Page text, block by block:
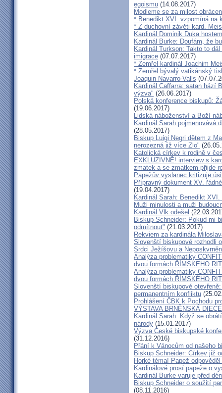
egoismu (14.08.2017)
Modleme se za milost
* Benedikt XVI. vzpomíná na
* Z duchovní závěti kard.
Kardinál Dominik Duka
Kardinál Burke: Doufám, že
Kardinál Turkson: Takto to
imigrace (07.07.2017)
* Zemřel kardinál Joachim
* Zemřel bývalý vatikánský
Joaquin Navarro-Valls
Kardinál Caffarra: satan hází
výzva" (26.06.2017)
Polská konference biskupů:
(19.06.2017)
Lidská náboženství a Boží
Kardinál Sarah pojmenovává
(28.05.2017)
Biskup Luigi Negri dětem z
nerozezná již více Zlo"
Katolická církev k rodině v
EXKLUZIVNĚ! interview s
zmatek a se zmatkem přijde
Papežův vyslanec kritizuje
Přípravný dokument XV.
(19.04.2017)
Kardinál Sarah: Benedikt
Muži minulosti a muži
Kardinál Vlk odešel
Biskup Schneider: Pokud mi
odmítnout" (21.03.2017)
Rekviem za kardinála
Slovenští biskupové rozhodli
Srdci Ježíšovu a
Analýza problematiky
dvou formách ŘÍMSKEHO
Analýza problematiky
dvou formách ŘÍMSKÉHO
Slovenští biskupové
permanentním konfliktu
Prohlášení ČBK k Pochodu
VÝSTAVA BRNĚNSKÁ
Kardinál Sarah: Když se
národy (15.01.2017)
Výzva České biskupské
(31.12.2016)
Přání k Vánocům od našeho
Biskup Schneider: Církev již
Horké téma! Papež
Kardinálové prosí papeže o
Kardinál Burke varuje před
Biskup Schneider o soužití
(08.11.2016)